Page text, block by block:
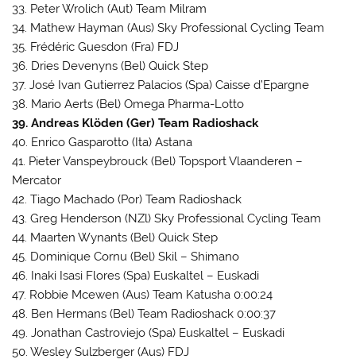
33. Peter Wrolich (Aut) Team Milram
34. Mathew Hayman (Aus) Sky Professional Cycling Team
35. Frédéric Guesdon (Fra) FDJ
36. Dries Devenyns (Bel) Quick Step
37. José Ivan Gutierrez Palacios (Spa) Caisse d’Epargne
38. Mario Aerts (Bel) Omega Pharma-Lotto
39. Andreas Klöden (Ger) Team Radioshack
40. Enrico Gasparotto (Ita) Astana
41. Pieter Vanspeybrouck (Bel) Topsport Vlaanderen –
Mercator
42. Tiago Machado (Por) Team Radioshack
43. Greg Henderson (NZl) Sky Professional Cycling Team
44. Maarten Wynants (Bel) Quick Step
45. Dominique Cornu (Bel) Skil – Shimano
46. Inaki Isasi Flores (Spa) Euskaltel – Euskadi
47. Robbie Mcewen (Aus) Team Katusha 0:00:24
48. Ben Hermans (Bel) Team Radioshack 0:00:37
49. Jonathan Castroviejo (Spa) Euskaltel – Euskadi
50. Wesley Sulzberger (Aus) FDJ